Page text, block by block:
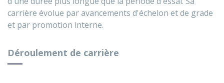
carrière évolue par avancements d'échelon et de grade
et par promotion interne.
Déroulement de carrière